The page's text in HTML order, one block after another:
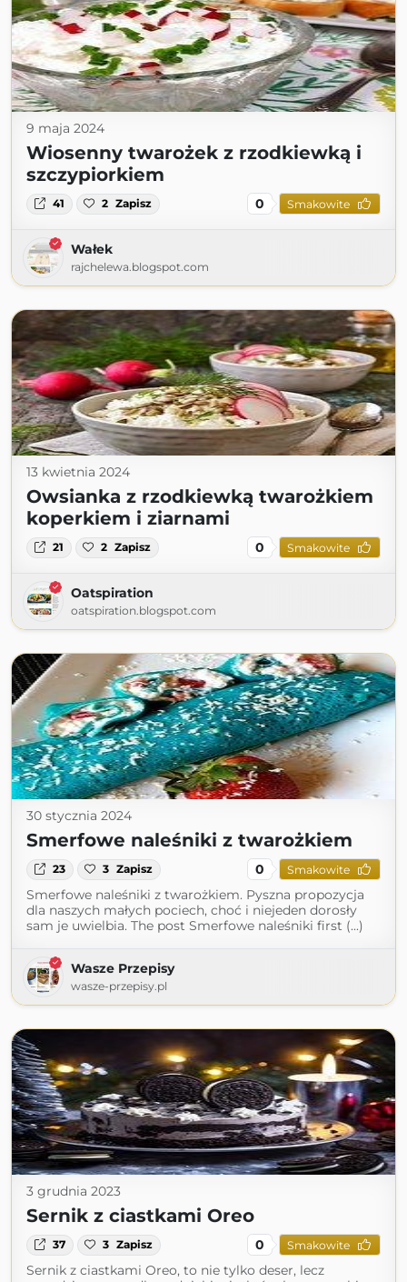
9 maja 2024
Wiosenny twarożek z rzodkiewką i
szczypiorkiem
41 2 Zapisz 0 Smakowite
Wałek
rajchelewa.blogspot.com
13 kwietnia 2024
Owsianka z rzodkiewką twarożkiem
koperkiem i ziarnami
21 2 Zapisz 0 Smakowite
Oatspiration
oatspiration.blogspot.com
30 stycznia 2024
Smerfowe naleśniki z twarożkiem
23 3 Zapisz 0 Smakowite
Smerfowe naleśniki z twarożkiem. Pyszna propozycja
dla naszych małych pociech, choć i niejeden dorosły
sam je uwielbia. The post Smerfowe naleśniki first (...)
Wasze Przepisy
wasze-przepisy.pl
3 grudnia 2023
Sernik z ciastkami Oreo
37 3 Zapisz 0 Smakowite
Sernik z ciastkami Oreo, to nie tylko deser, lecz